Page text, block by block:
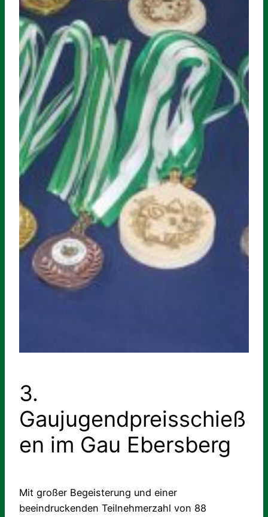
3.
Gaujugendpreisschieß
en im Gau Ebersberg
Mit großer Begeisterung und einer
beeindruckenden Teilnehmerzahl von 88